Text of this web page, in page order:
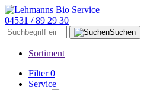
04531 / 89 29 30
Suchen
Sortiment
Filter 0
Service